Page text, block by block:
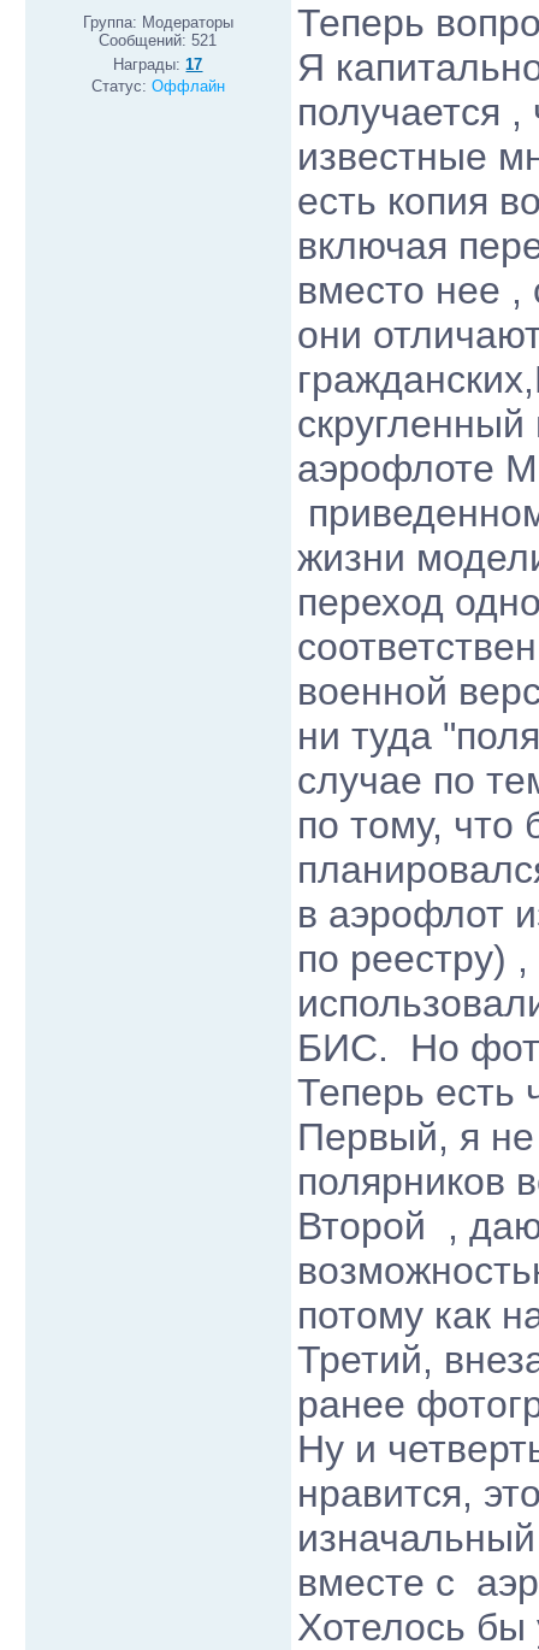
Группа: Модераторы
Сообщений:521
Награды:17
Статус: Оффлайн
Теперь
Я
получается
известные
есть копия
включая
вместо нее
они
аэрофлоте
жизни
переход
военной
ни туда
случае по
по тому, что
в аэрофлот
по реестру)
БИС. Но
Теперь есть
Первый, я
полярников
Второй ,
потому как
Третий,
ранее
Ну и
нравится,
вместе с
Хотелось